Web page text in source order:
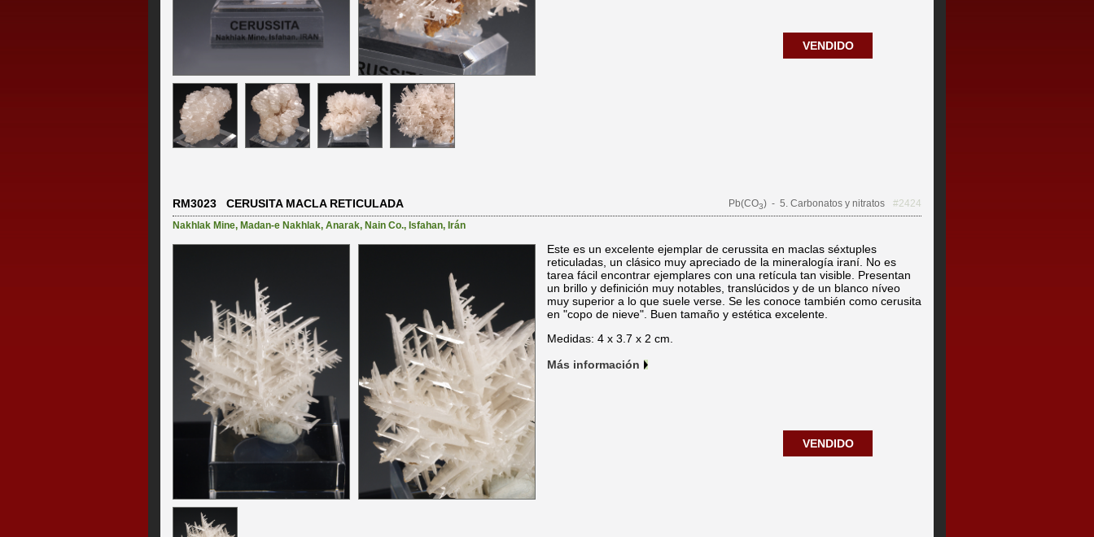
VENDIDO
RM3023 CERUSITA MACLA RETICULADA Pb(CO3) - 5. Carbonatos y nitratos
#2424
Nakhlak Mine, Madan-e Nakhlak, Anarak, Nain Co., Isfahan, Irán
Este es un excelente ejemplar de cerussita en maclas séxtuples
reticuladas, un clásico muy apreciado de la mineralogía iraní. No es
tarea fácil encontrar ejemplares con una retícula tan visible. Presentan
un brillo y definición muy notables, translúcidos y de un blanco níveo
muy superior a lo que suele verse. Se les conoce también como cerusita
en "copo de nieve". Buen tamaño y estética excelente.
Medidas: 4 x 3.7 x 2 cm.
Más información
VENDIDO